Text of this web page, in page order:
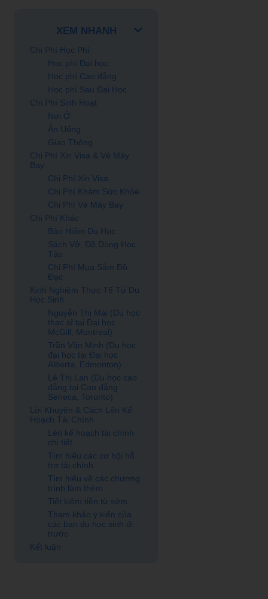
XEM NHANH
Chi Phí Học Phí
Học phí Đại học
Học phí Cao đẳng
Học phí Sau Đại Học
Chi Phí Sinh Hoạt
Nơi Ở
Ăn Uống
Giao Thông
Chi Phí Xin Visa & Vé Máy
Bay
Chi Phí Xin Visa
Chi Phí Khám Sức Khỏe
Chi Phí Vé Máy Bay
Chi Phí Khác
Bảo Hiểm Du Học
Sách Vở, Đồ Dùng Học
Tập
Chi Phí Mua Sắm Đồ
Đạc
Kinh Nghiệm Thực Tế Từ Du
Học Sinh
Nguyễn Thị Mai (Du học
thạc sĩ tại Đại học
McGill, Montreal)
Trần Văn Minh (Du học
đại học tại Đại học
Alberta, Edmonton)
Lê Thị Lan (Du học cao
đẳng tại Cao đẳng
Seneca, Toronto)
Lời Khuyên & Cách Lên Kế
Hoạch Tài Chính
Lên kế hoạch tài chính
chi tiết
Tìm hiểu các cơ hội hỗ
trợ tài chính
Tìm hiểu về các chương
trình làm thêm
Tiết kiệm tiền từ sớm
Tham khảo ý kiến của
các bạn du học sinh đi
trước
Kết luận